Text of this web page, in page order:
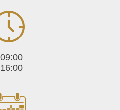
09:00
16:00